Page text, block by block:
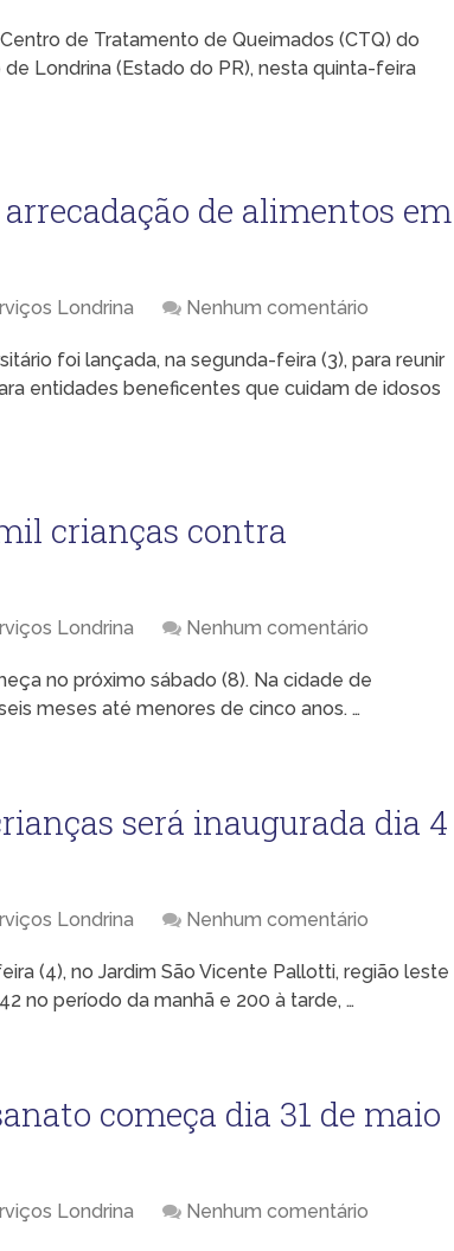
de Tratamento de Queimados (CTQ) do
Londrina (Estado do PR), nesta quinta-feira
de alimentos em
Londrina Nenhum comentário
foi lançada, na segunda-feira (3), para reunir
entidades beneficentes que cuidam de idosos
crianças contra
Londrina Nenhum comentário
no próximo sábado (8). Na cidade de
meses até menores de cinco anos. …
será inaugurada dia 4
Londrina Nenhum comentário
(4), no Jardim São Vicente Pallotti, região leste
no período da manhã e 200 à tarde, …
começa dia 31 de maio
Londrina Nenhum comentário